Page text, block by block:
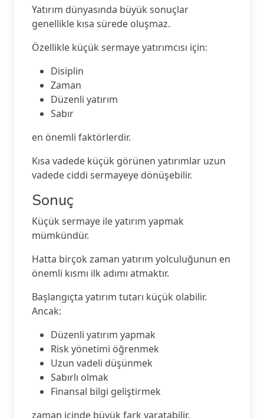
Yatırım dünyasında büyük sonuçlar
genellikle kısa sürede oluşmaz.
Özellikle küçük sermaye yatırımcısı için:
Disiplin
Zaman
Düzenli yatırım
Sabır
en önemli faktörlerdir.
Kısa vadede küçük görünen yatırımlar uzun
vadede ciddi sermayeye dönüşebilir.
Sonuç
Küçük sermaye ile yatırım yapmak
mümkündür.
Hatta birçok zaman yatırım yolculuğunun en
önemli kısmı ilk adımı atmaktır.
Başlangıçta yatırım tutarı küçük olabilir.
Ancak:
Düzenli yatırım yapmak
Risk yönetimi öğrenmek
Uzun vadeli düşünmek
Sabırlı olmak
Finansal bilgi geliştirmek
zaman içinde büyük fark yaratabilir.